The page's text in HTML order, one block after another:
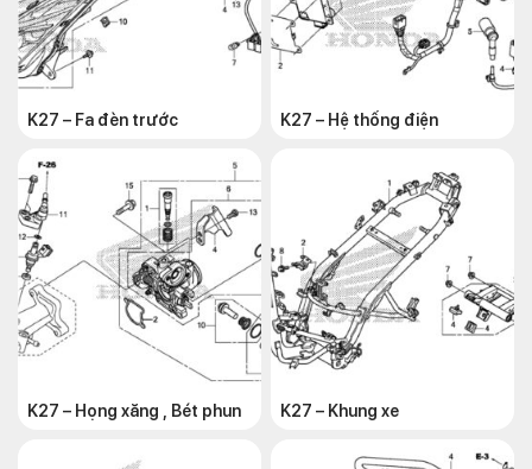
K27 – Fa đèn trước K27 – Hệ thống điện
K27 – Họng xăng , Bét phun K27 – Khung xe